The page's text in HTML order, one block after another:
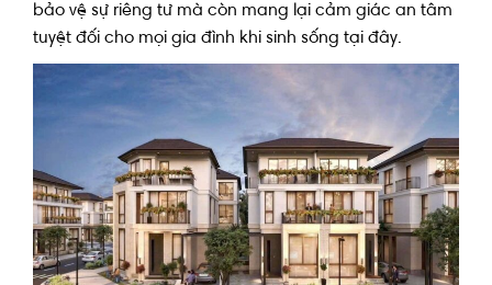
bảo vệ sự riêng tư mà còn mang lại cảm giác an tâm
tuyệt đối cho mọi gia đình khi sinh sống tại đây.